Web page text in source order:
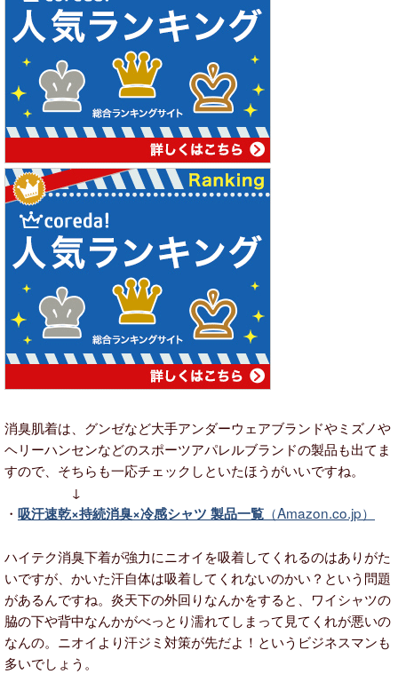
消臭肌着は、グンゼなど大手アンダーウェアブランドやミズノや
ヘリーハンセンなどのスポーツアパレルブランドの製品も出てま
すので、そちらも一応チェックしといたほうがいいですね。
↓
・ 吸汗速乾×持続消臭×冷感シャツ 製品一覧 （Amazon.co.jp）
ハイテク消臭下着が強力にニオイを吸着してくれるのはありがた
いですが、かいた汗自体は吸着してくれないのかい？という問題
があるんですね。炎天下の外回りなんかをすると、ワイシャツの
脇の下や背中なんかがべっとり濡れてしまって見てくれが悪いの
なんの。ニオイより汗ジミ対策が先だよ！というビジネスマンも
多いでしょう。